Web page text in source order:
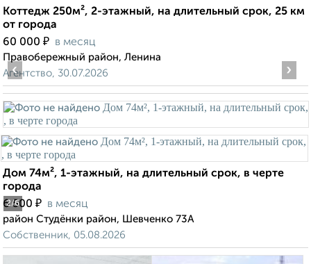
Коттедж 250м², 2-этажный, на длительный срок, 25 км
от города
60 000 ₽ в месяц
Правобережный район, Ленина
Агентство, 30.07.2026
2/6
‹ ›
Дом 74м², 1-этажный, на длительный срок, в черте
города
6 500 ₽ в месяц
район Студёнки район, Шевченко 73А
Собственник, 05.08.2026